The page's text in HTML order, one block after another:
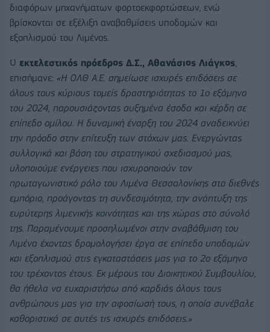
διαφόρων μηχανήματων φορτοεκφορτώσεων, ενώ
βρίσκονται σε εξέλιξη αναβαθμίσεις υποδομών και
εξοπλισμού του Λιμένος.
Ο εκτελεστικός πρόεδρος Δ.Σ., Αθανάσιος Λιάγκος
επισήμανε: «Η ΟΛΘ Α.Ε. σημείωσε ισχυρές επιδόσεις σε
όλους τους κύριους τομείς δραστηριότητας το 1ο εξάμηνο
του 2024, παρουσιάζοντας αυξημένα έσοδα και κέρδη σε
επίπεδο ομίλου. Η δυναμική έναρξη του 2024 αναδεικνύει
την πρόοδο στην επίτευξη των στόχων μας. Ενεργώντας
συλλογικά και βάση του στρατηγικού σχεδιασμού μας,
υλοποιούμε ενέργειες που ισχυροποιούν τον
πρωταγωνιστικό ρόλο του Λιμένα Θεσσαλονίκης στο διεθνές
εμπόριο, προάγοντας τη συνδεσιμότητα, την ανάπτυξη της
ευρύτερης λιμενικής κοινότητας και της χώρας στο σύνολό
της. Παραμένουμε προσηλωμένοι στην αναβάθμιση του
Λιμένα έχοντας δρομολογήσει έργα σε επίπεδο υποδομών
και εξοπλισμού στις εγκαταστάσεις μας για το 2ο εξάμηνο
του τρέχοντος έτους. Εκ μέρους του Διοικητικού Συμβουλίου,
θα ήθελα να ευχαριστήσω από καρδιάς όλους τους
ανθρώπους μας για την αφοσίωσή τους, η οποία συνέβαλε
καθοριστικά σε αυτές τις ισχυρές επιδόσεις.»